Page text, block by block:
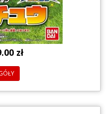
zł